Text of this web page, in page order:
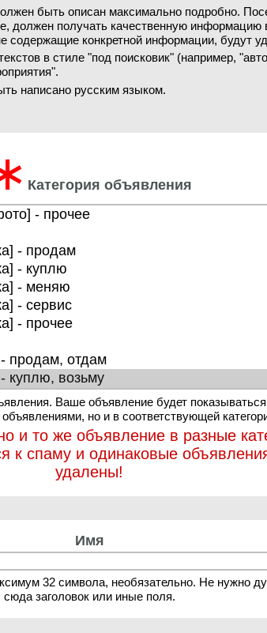
быть описан максимально подробно.
должен получать качественную информацию
содержащие конкретной информации, будут
в стиле "под поисковик" (например,
написано русским языком.
Категория объявления
Ваше объявление будет
но и в соответствующей
и то же объявление в разные
к спаму и одинаковые
удалены!
Имя
32 символа, необязательно. Не нужно
сюда заголовок или иные поля.